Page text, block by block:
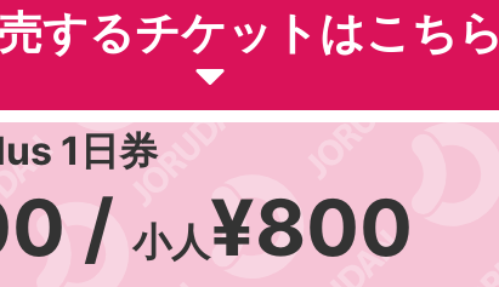
するチケットはこちら
1日券
/小人¥800